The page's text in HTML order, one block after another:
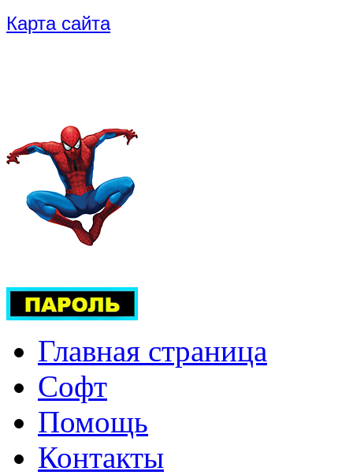
Карта сайта
Главная страница
Софт
Помощь
Контакты